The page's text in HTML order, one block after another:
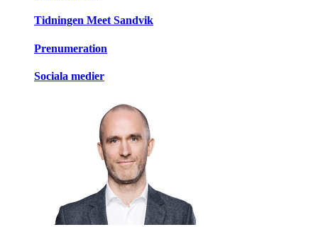
Tidningen Meet Sandvik
Prenumeration
Sociala medier